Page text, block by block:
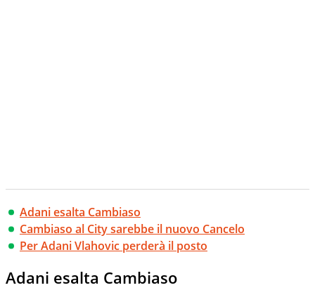
Adani esalta Cambiaso
Cambiaso al City sarebbe il nuovo Cancelo
Per Adani Vlahovic perderà il posto
Adani esalta Cambiaso